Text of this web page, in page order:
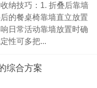
纳技巧：1. 折叠后靠墙
的餐桌椅靠墙直立放置
日常活动靠墙放置时确
性可多把...
综合方案